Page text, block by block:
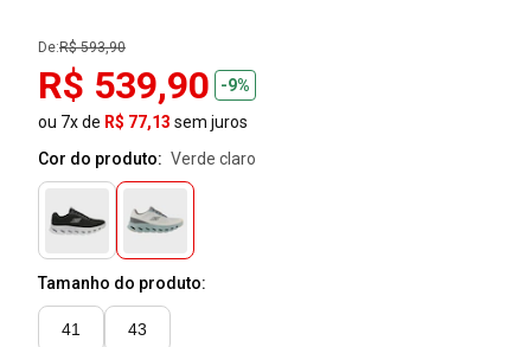
De:R$ 593,90
R$ 539,90
-9%
ou 7x de R$ 77,13 sem juros
Cor do produto:
verde claro
Tamanho do produto:
41 43